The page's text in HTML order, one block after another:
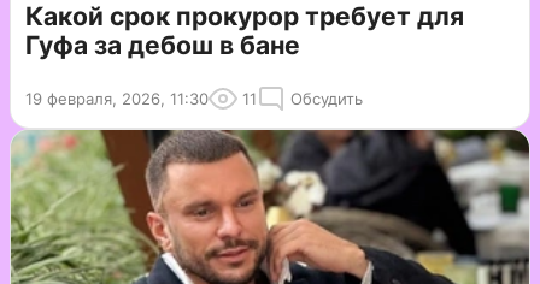
Какой срок прокурор требует для
Гуфа за дебош в бане
19 февраля, 2026, 11:30 11 Обсудить